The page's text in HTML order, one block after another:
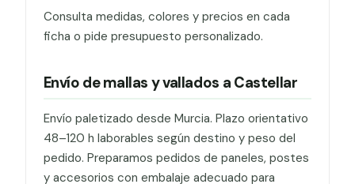
Consulta medidas, colores y precios en cada
ficha o pide presupuesto personalizado.
Envío de mallas y vallados a Castellar
Envío paletizado desde Murcia. Plazo orientativo
48–120 h laborables según destino y peso del
pedido. Preparamos pedidos de paneles, postes
y accesorios con embalaje adecuado para